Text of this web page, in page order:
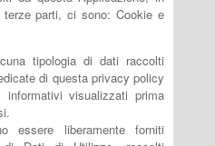
parti, ci sono: Cookie e
tipologia di dati raccolti
di questa privacy policy
visualizzati prima
essere liberamente forniti